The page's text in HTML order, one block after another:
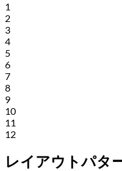
1
2
3
4
5
6
7
8
9
10
11
12
レイアウトパタ